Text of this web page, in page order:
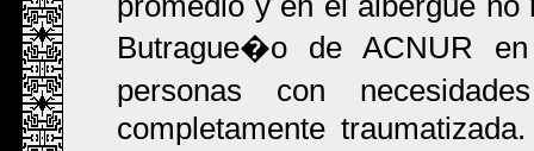
Butrague�o de ACNUR
personas con
completamente